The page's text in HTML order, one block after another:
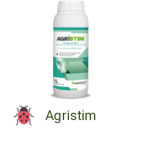
Agristim